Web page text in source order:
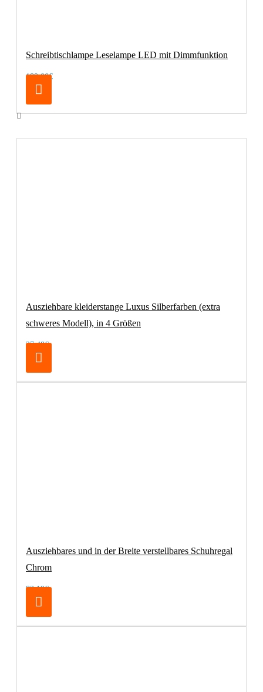
Schreibtischlampe Leselampe LED mit Dimmfunktion
189,00€
Ausziehbare kleiderstange Luxus Silberfarben (extra
schweres Modell), in 4 Größen
27,48€
Ausziehbares und in der Breite verstellbares Schuhregal
Chrom
83,19€